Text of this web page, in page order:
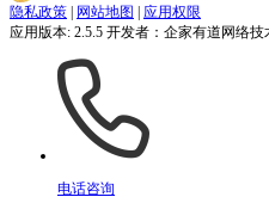
隐私政策 | 网站地图 | 应用权限
应用版本: 2.5.5 开发者：企家有道网络
电话咨询